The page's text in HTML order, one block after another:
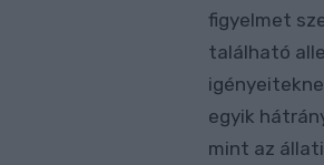
figyelmet
található
egyik
mint az